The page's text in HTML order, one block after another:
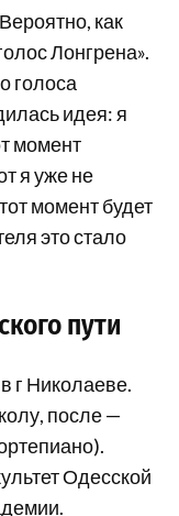
как
Лонгрена».
голоса
идея: я
момент
я уже не
момент будет
это стало
пути
г Николаеве.
после —
Одесской